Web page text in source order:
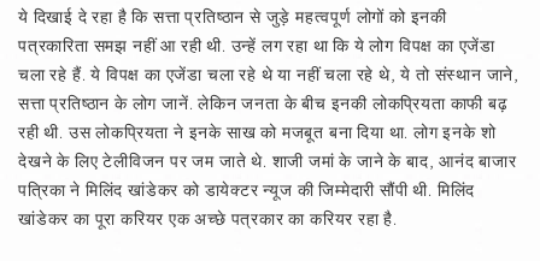
ये दिखाई दे रहा है कि सत्ता प्रतिष्ठान से जुड़े महत्वपूर्ण लोगों को इनकी
पत्रकारिता समझ नहीं आ रही थी. उन्हें लग रहा था कि ये लोग विपक्ष का एजेंडा
चला रहे हैं. ये विपक्ष का एजेंडा चला रहे थे या नहीं चला रहे थे, ये तो संस्थान जाने,
सत्ता प्रतिष्ठान के लोग जानें. लेकिन जनता के बीच इनकी लोकप्रियता काफी बढ़
रही थी. उस लोकप्रियता ने इनके साख को मजबूत बना दिया था. लोग इनके शो
देखने के लिए टेलीविजन पर जम जाते थे. शाजी जमां के जाने के बाद, आनंद बाजार
पत्रिका ने मिलिंद खांडेकर को डायेक्टर न्यूज की जिम्मेदारी सौंपी थी. मिलिंद
खांडेकर का पूरा करियर एक अच्छे पत्रकार का करियर रहा है.